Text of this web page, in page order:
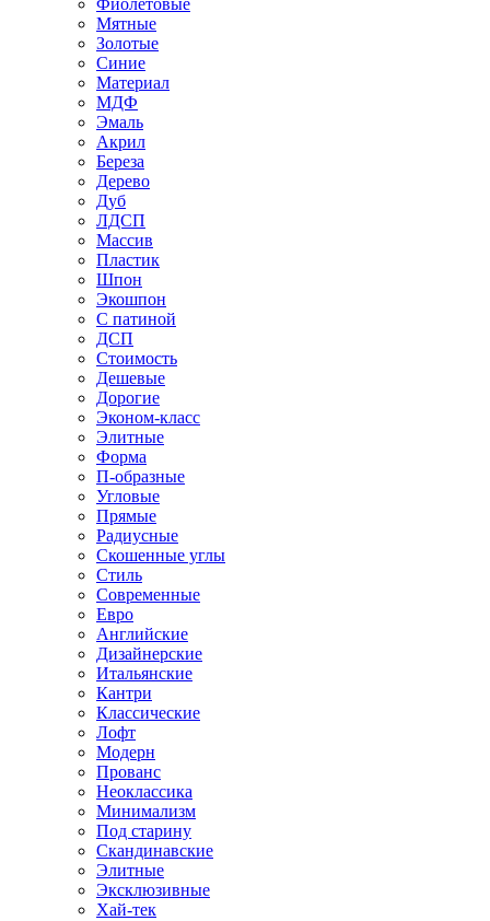
Фиолетовые
Мятные
Золотые
Синие
Материал
МДФ
Эмаль
Акрил
Береза
Дерево
Дуб
ЛДСП
Массив
Пластик
Шпон
Экошпон
С патиной
ДСП
Стоимость
Дешевые
Дорогие
Эконом-класс
Элитные
Форма
П-образные
Угловые
Прямые
Радиусные
Скошенные углы
Стиль
Современные
Евро
Английские
Дизайнерские
Итальянские
Кантри
Классические
Лофт
Модерн
Прованс
Неоклассика
Минимализм
Под старину
Скандинавские
Элитные
Эксклюзивные
Хай-тек